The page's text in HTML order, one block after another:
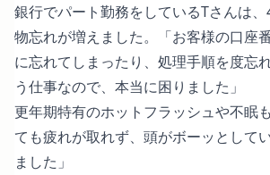
銀行でパート勤務をしているTさんは
物忘れが増えました。「お客様の口座
に忘れてしまったり、処理手順を度忘
う仕事なので、本当に困りました」
更年期特有のホットフラッシュや不眠
ても疲れが取れず、頭がボーッとして
ました」